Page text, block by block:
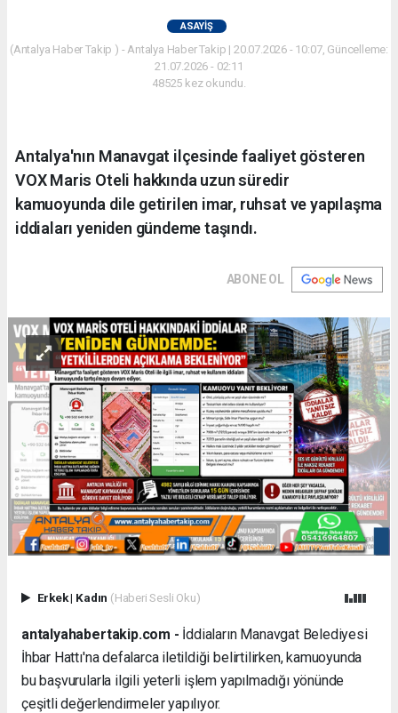
ASAYIŞ
(Antalya Haber Takip ) - Antalya Haber Takip | 20.07.2026 - 10:07, Güncelleme:
21.07.2026 - 02:11
48525 kez okundu.
Antalya'nın Manavgat ilçesinde faaliyet gösteren
VOX Maris Oteli hakkında uzun süredir
kamuoyunda dile getirilen imar, ruhsat ve yapılaşma
iddiaları yeniden gündeme taşındı.
ABONE OL
Erkek| Kadın (Haberi Sesli Oku)
antalyahabertakip.com - İddiaların Manavgat Belediyesi
İhbar Hattı'na defalarca iletildiği belirtilirken, kamuoyunda
bu başvurularla ilgili yeterli işlem yapılmadığı yönünde
çeşitli değerlendirmeler yapılıyor.